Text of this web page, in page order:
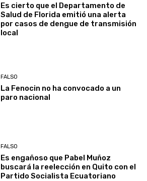
Es cierto que el Departamento de
Salud de Florida emitió una alerta
por casos de dengue de transmisión
local
FALSO
La Fenocin no ha convocado a un
paro nacional
FALSO
Es engañoso que Pabel Muñoz
buscará la reelección en Quito con el
Partido Socialista Ecuatoriano